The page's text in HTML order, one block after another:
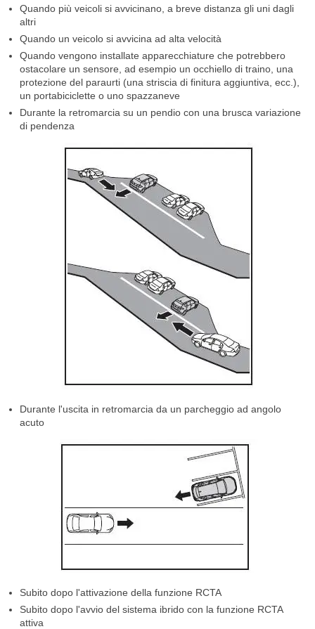
Quando più veicoli si avvicinano, a breve distanza gli uni dagli
altri
Quando un veicolo si avvicina ad alta velocità
Quando vengono installate apparecchiature che potrebbero
ostacolare un sensore, ad esempio un occhiello di traino, una
protezione del paraurti (una striscia di finitura aggiuntiva, ecc.),
un portabiciclette o uno spazzaneve
Durante la retromarcia su un pendio con una brusca variazione
di pendenza
Durante l'uscita in retromarcia da un parcheggio ad angolo
acuto
Subito dopo l'attivazione della funzione RCTA
Subito dopo l'avvio del sistema ibrido con la funzione RCTA
attiva